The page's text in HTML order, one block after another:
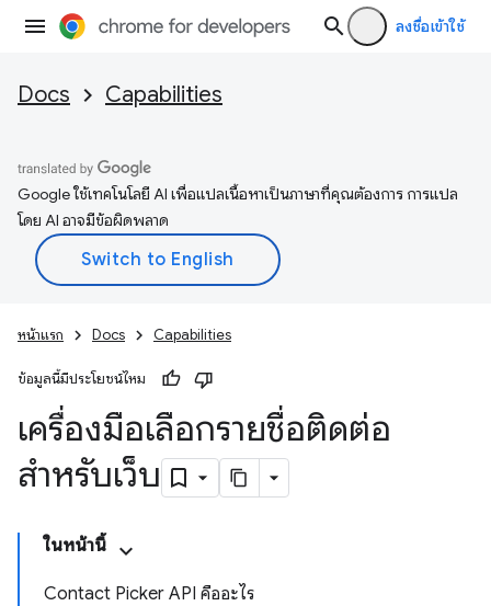
ลงชื่อเข้าใช้
Docs Capabilities
Google ใช้เทคโนโลยี AI เพื่อแปลเนื้อหาเป็นภาษาที่คุณต้องการ การแปล
โดย AI อาจมีข้อผิดพลาด
หน้าแรก Docs Capabilities
ข้อมูลนี้มีประโยชน์ไหม
เครื่องมือเลือกรายชื่อติดต่อ
สำหรับเว็บ
ในหน้านี้
Contact Picker API คืออะไร